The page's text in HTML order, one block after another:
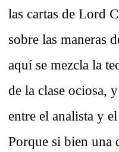
las cartas de Lord
sobre las maneras
aquí se mezcla la
de la clase ociosa,
entre el analista y
Porque si bien una